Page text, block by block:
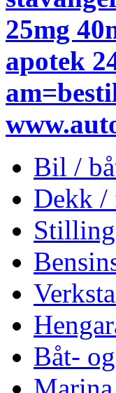
25mg
apotek
Bil /
Dekk /
Båt-